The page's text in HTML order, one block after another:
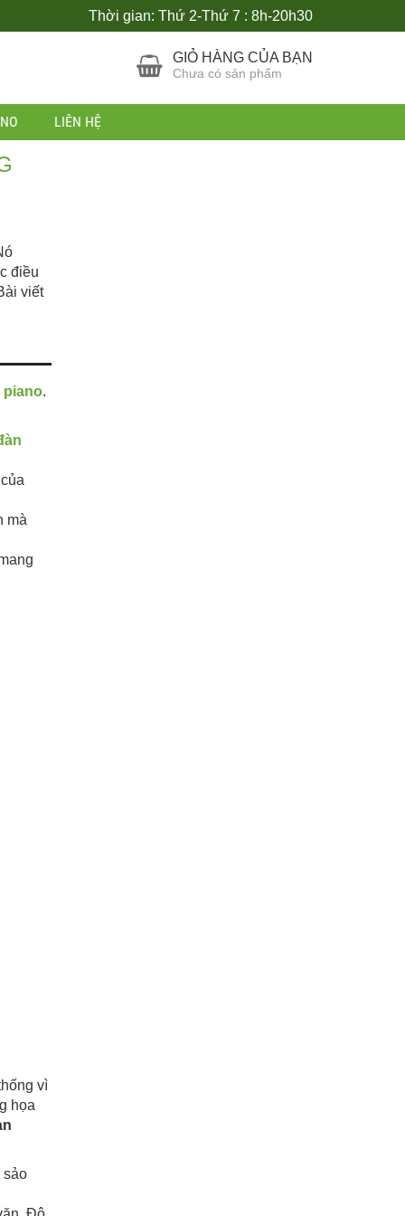
Thời gian: Thứ 2-Thứ 7 : 8h-20h30
GIỎ HÀNG CỦA BẠN
Chưa có sản phẩm
LIÊN HỆ
điều
viết
piano.
mà
vì
họa
sảo